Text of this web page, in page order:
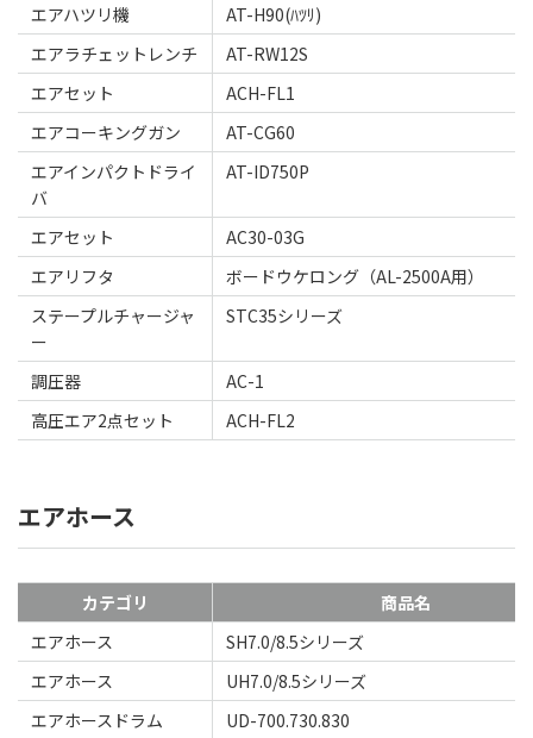
エアハツリ機
AT-H90(ﾊﾂﾘ)
エアラチェットレンチ
AT-RW12S
エアセット
ACH-FL1
エアコーキングガン
AT-CG60
エアインパクトドライ
バ
AT-ID750P
エアセット
AC30-03G
エアリフタ
ボードウケロング（AL-2500A用）
ステープルチャージャ
ー
STC35シリーズ
調圧器
AC-1
高圧エア2点セット
ACH-FL2
エアホース
カテゴリ
商品名
エアホース
SH7.0/8.5シリーズ
エアホース
UH7.0/8.5シリーズ
エアホースドラム
UD-700.730.830